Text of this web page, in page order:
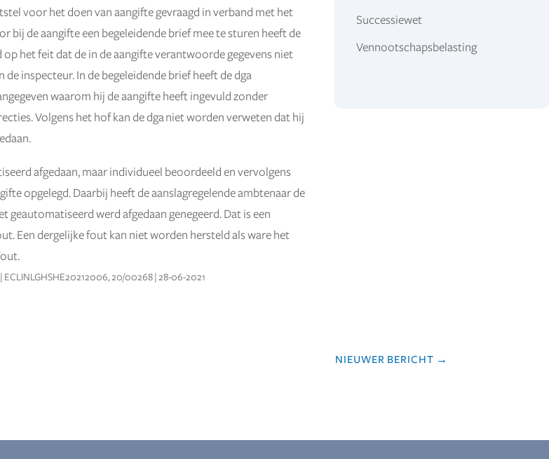
voor het doen van aangifte gevraagd in verband met het
bij de aangifte een begeleidende brief mee te sturen heeft de
het feit dat de in de aangifte verantwoorde gegevens niet
inspecteur. In de begeleidende brief heeft de dga
waarom hij de aangifte heeft ingevuld zonder
Volgens het hof kan de dga niet worden verweten dat hij
afgedaan, maar individueel beoordeeld en vervolgens
opgelegd. Daarbij heeft de aanslagregelende ambtenaar de
geautomatiseerd werd afgedaan genegeerd. Dat is een
Een dergelijke fout kan niet worden hersteld als ware het
20/00268 | 28-06-2021
Successiewet
Vennootschapsbelasting
NIEUWER BERICHT →